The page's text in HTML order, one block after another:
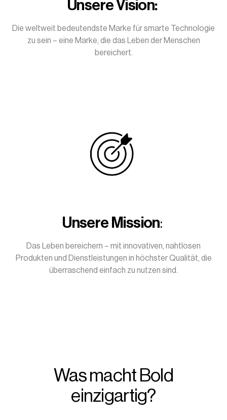
Unsere Vision:
Die weltweit bedeutendste Marke für smarte Technologie
zu sein – eine Marke, die das Leben der Menschen
bereichert.
Unsere Mission:
Das Leben bereichern – mit innovativen, nahtlosen
Produkten und Dienstleistungen in höchster Qualität, die
überraschend einfach zu nutzen sind.
Was macht Bold
einzigartig?